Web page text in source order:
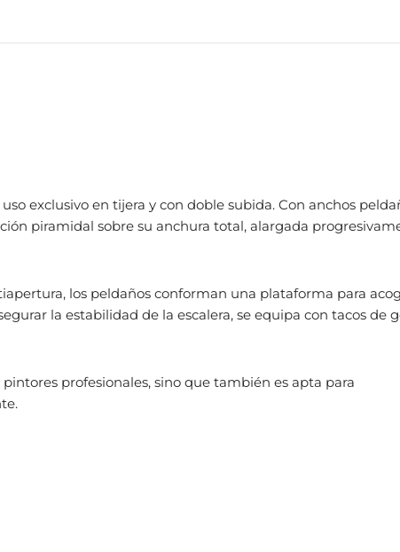
exclusivo en tijera y con doble subida. Con anchos
piramidal sobre su anchura total, alargada
, los peldaños conforman una plataforma para
la estabilidad de la escalera, se equipa con tacos de
profesionales, sino que también es apta para